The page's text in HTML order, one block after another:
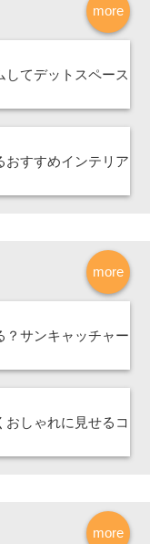
more
してデットスペース
おすすめインテリア
more
？サンキャッチャー
しゃれに見せるコ
more